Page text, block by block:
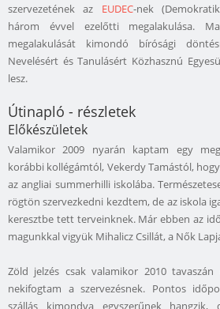
szervezetének az EUDEC-nek
három évvel ezelőtti megalakulása.
megalakulását kimondó bírósági
Nevelésért és Tanulásért Közhasznú
lesz.
Útinapló - részletek
Előkészületek
Valamikor 2009 nyarán kaptam egy
korábbi kollégámtól, Vekerdy Tamástól,
az angliai summerhilli iskolába.
rögtön szervezkedni kezdtem, de az iskola
keresztbe tett terveinknek. Már ebben az
magunkkal vigyük Mihalicz Csillát, a Nők
Zöld jelzés csak valamikor 2010
nekifogtam a szervezésnek. Pontos